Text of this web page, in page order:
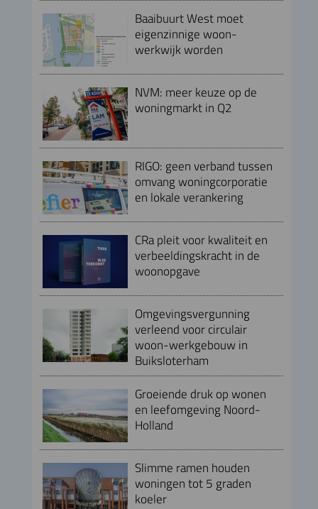
Baaibuurt West moet
eigenzinnige woon-
werkwijk worden
NVM: meer keuze op de
woningmarkt in Q2
RIGO: geen verband tussen
omvang woningcorporatie
en lokale verankering
CRa pleit voor kwaliteit en
verbeeldingskracht in de
woonopgave
Omgevingsvergunning
verleend voor circulair
woon-werkgebouw in
Buiksloterham
Groeiende druk op wonen
en leefomgeving Noord-
Holland
Slimme ramen houden
woningen tot 5 graden
koeler